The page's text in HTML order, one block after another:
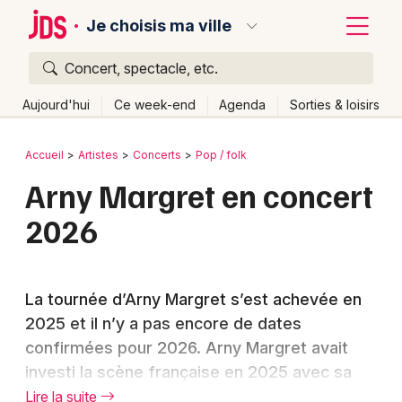
Je choisis ma ville
Concert, spectacle, etc.
Aujourd'hui Ce week-end Agenda Sorties & loisirs
Publier un événement
Activité & Expérience
Manifestations
Foires & salons
Bordeaux
Colmar
Lyon
Mulhouse
Retour
Accueil Artistes Concerts Pop / folk
Arny Margret en concert
2026
La tournée d’Arny Margret s’est achevée en
2025 et il n’y a pas encore de dates
confirmées pour 2026. Arny Margret avait
investi la scène française en 2025 avec sa
poésie musicale captivante venue d’Islande.
Lire la suite
Quoi ?
Où ?
Quand ?
Aujourd'hui